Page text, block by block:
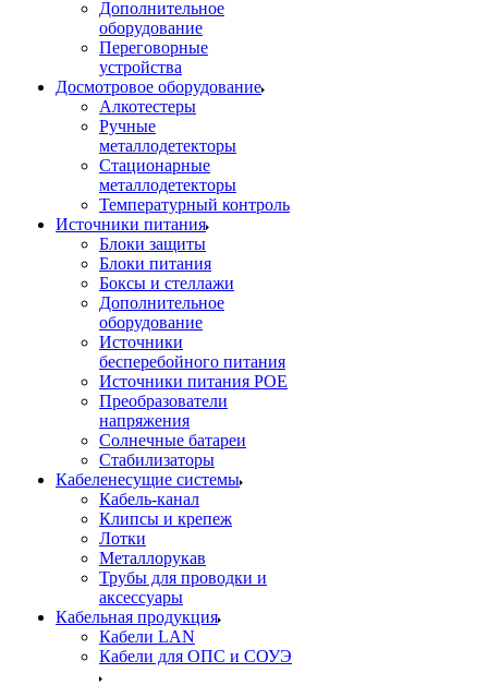
Дополнительное
оборудование
Переговорные
устройства
Досмотровое оборудование
Алкотестеры
Ручные
металлодетекторы
Стационарные
металлодетекторы
Температурный контроль
Источники питания
Блоки защиты
Блоки питания
Боксы и стеллажи
Дополнительное
оборудование
Источники
бесперебойного питания
Источники питания POE
Преобразователи
напряжения
Солнечные батареи
Стабилизаторы
Кабеленесущие системы
Кабель-канал
Клипсы и крепеж
Лотки
Металлорукав
Трубы для проводки и
аксессуары
Кабельная продукция
Кабели LAN
Кабели для ОПС и СОУЭ